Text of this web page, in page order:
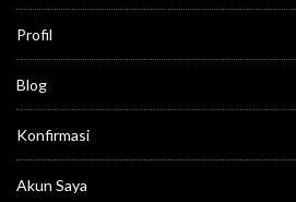
Profil
Blog
Konfirmasi
Akun Saya